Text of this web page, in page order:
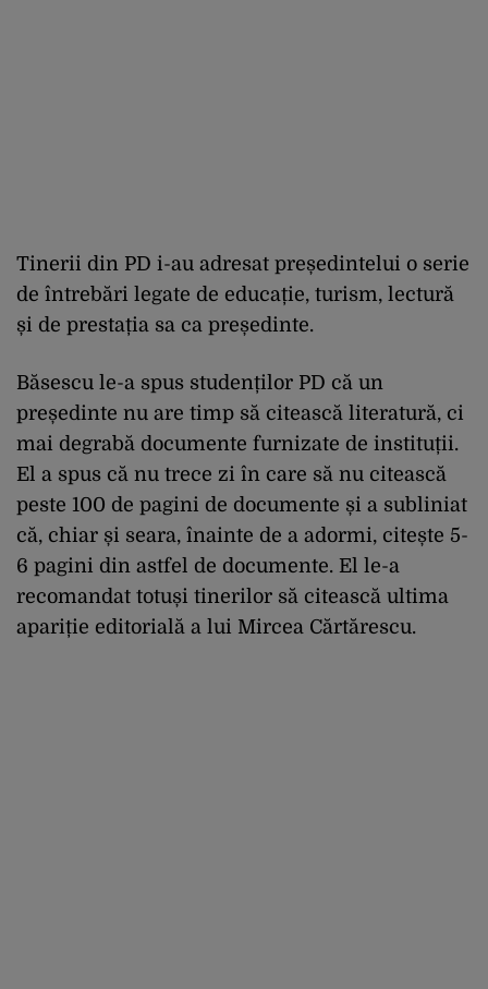
Tinerii din PD i-au adresat președintelui o serie
de întrebări legate de educație, turism, lectură
și de prestația sa ca președinte.
Băsescu le-a spus studenților PD că un
președinte nu are timp să citească literatură, ci
mai degrabă documente furnizate de instituții.
El a spus că nu trece zi în care să nu citească
peste 100 de pagini de documente și a subliniat
că, chiar și seara, înainte de a adormi, citește 5-
6 pagini din astfel de documente. El le-a
recomandat totuși tinerilor să citească ultima
apariție editorială a lui Mircea Cărtărescu.